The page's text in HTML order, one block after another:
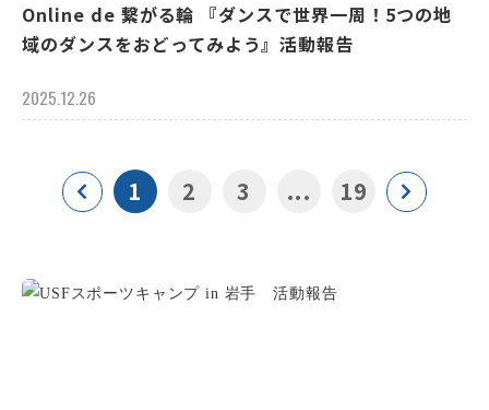
Online de 繋がる輪 『ダンスで世界一周！5つの地
域のダンスをおどってみよう』活動報告
2025.12.26
1 2 3 ... 19